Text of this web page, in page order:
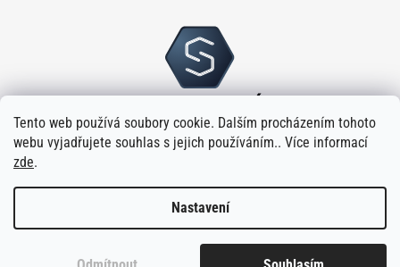
Tento web používá soubory cookie. Dalším procházením tohoto
webu vyjadřujete souhlas s jejich používáním.. Více informací
zde.
Nastavení